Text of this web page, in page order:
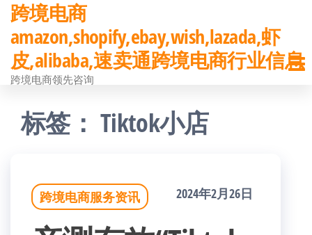
前
往
内
跨境电商
amazon,shopify,ebay,wish,lazada,虾
皮,alibaba,速卖通跨境电商行业信息
跨境电商领先咨询
标签：Tiktok小店
跨境电商服务资讯 2024年2月26日